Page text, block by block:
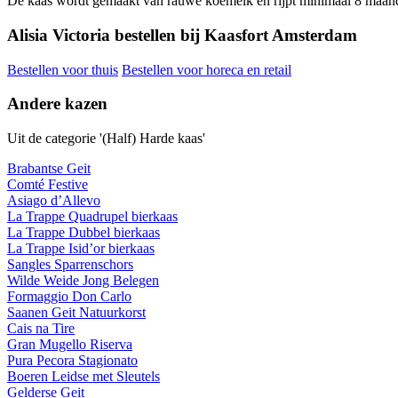
Alisia Victoria bestellen bij Kaasfort Amsterdam
Bestellen voor thuis Bestellen voor horeca en retail
Andere kazen
Uit de categorie '(Half) Harde kaas'
Brabantse Geit
Comté Festive
Asiago d’Allevo
La Trappe Quadrupel bierkaas
La Trappe Dubbel bierkaas
La Trappe Isid’or bierkaas
Sangles Sparrenschors
Wilde Weide Jong Belegen
Formaggio Don Carlo
Saanen Geit Natuurkorst
Cais na Tire
Gran Mugello Riserva
Pura Pecora Stagionato
Boeren Leidse met Sleutels
Gelderse Geit